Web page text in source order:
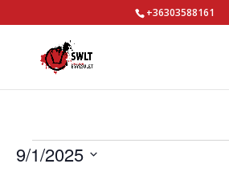
+36303588161
Események
9/1/2025